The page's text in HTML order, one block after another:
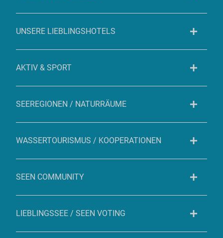
UNSERE LIEBLINGSHOTELS
AKTIV & SPORT
SEEREGIONEN / NATURRÄUME
WASSERTOURISMUS / KOOPERATIONEN
SEEN COMMUNITY
LIEBLINGSSEE / SEEN VOTING